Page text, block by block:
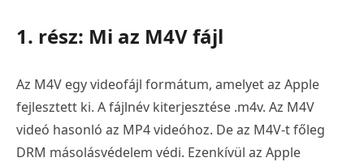
1. rész: Mi az M4V fájl
Az M4V egy videofájl formátum, amelyet az Apple
fejlesztett ki. A fájlnév kiterjesztése .m4v. Az M4V
videó hasonló az MP4 videóhoz. De az M4V-t főleg
DRM másolásvédelem védi. Ezenkívül az Apple